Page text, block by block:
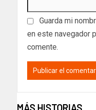
Guarda mi
en este navegador
comente.
MÁS HISTORIAS